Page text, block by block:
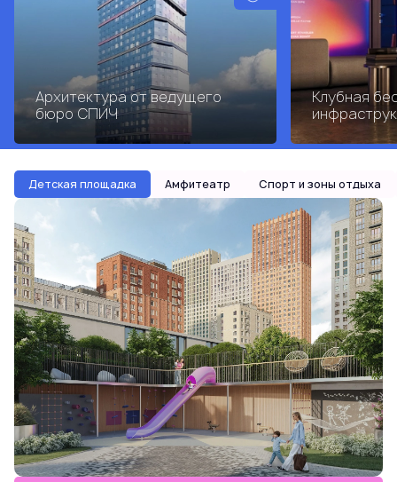
Архитектура от ведущего
бюро СПИЧ
Клубная
Детская площадка Амфитеатр Спорт и зоны отдыха